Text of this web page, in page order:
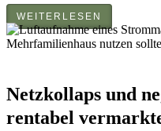
WEITERLESEN
Netzkollaps und
rentabel